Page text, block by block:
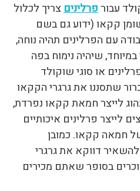
עבורפרליניםצריך לכלול
קקאו (ידוע גם בשם
עם הפרלינים תהיה נוחה,
שיהיה נימוח בפה
או סוגי שוקולד
שתסננו את גרגרי הקקאו
לייצר חמאת קקאו נפרדת,
לייצר פרלינים איכותיים
חמאה קקאו. כמובן
דווקא את גרגרי
בסופר שאתם מכירים